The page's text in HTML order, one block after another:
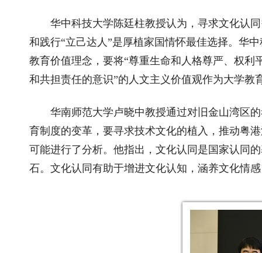
华中科技大学陈廷柱教授认为，寻求文化认
和践行“立己达人”是厚植家国情怀最佳选择。华
教育价值理念，要将“尊重生命和人格尊严、权
和共担责任的意识”的人文主义价值观作为大学教
华南师范大学卢晓中教授通过对旧金山湾区
育制度的变革，要寻求技术文化的植入，推动粤
可能进行了分析。他指出，文化认同是国家认同
石。文化认同有助于增进文化认知，涵养文化情